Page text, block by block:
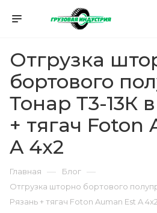
Отгрузка
бортового
Тонар Т3-13К
+ тягач Foton
A 4x2
Главная — Блог —
Отгрузка шторно бортового
Рязань + тягач Foton Auman Est A 4x2